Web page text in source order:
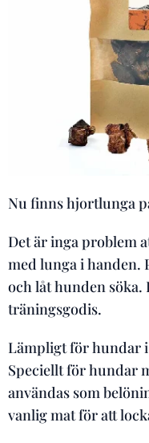
Nu finns hjortlunga
Det är inga problem
med lunga i handen.
och låt hunden
träningsgodis.
Lämpligt för hundar
Speciellt för hundar
användas som
vanlig mat för att